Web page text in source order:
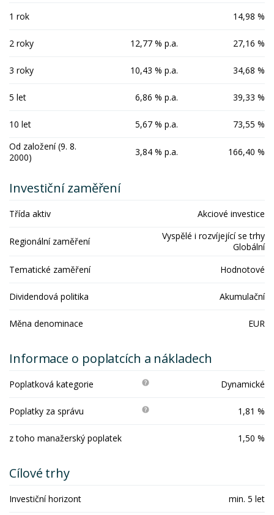
1 rok 14,98 %
2 roky 12,77 % p.a. 27,16 %
3 roky 10,43 % p.a. 34,68 %
5 let 6,86 % p.a. 39,33 %
10 let 5,67 % p.a.
73,55 %
Od založení (9. 8.
2000)
3,84 % p.a. 166,40 %
Investiční zaměření
Třída aktiv Akciové investice
Regionální zaměření
Vyspělé i rozvíjející se trhy
Globální
Tematické zaměření
Hodnotové
Dividendová politika Akumulační
Měna denominace EUR
Informace o poplatcích a nákladech
Poplatková kategorie Dynamické
Poplatky za správu 1,81 %
z toho manažerský poplatek 1,50 %
Cílové trhy
Investiční horizont min. 5 let